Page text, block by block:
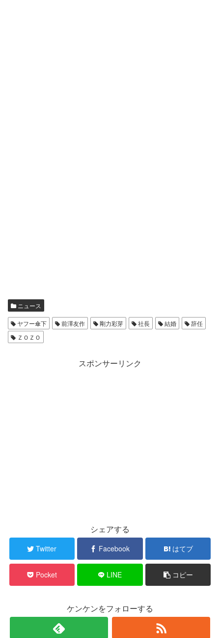
ニュース
ヤフー傘下 前澤友作 剛力彩芽 社長 結婚
辞任
ＺＯＺＯ
スポンサーリンク
シェアする
Twitter Facebook はてブ
Pocket LINE コピー
ケンケンをフォローする